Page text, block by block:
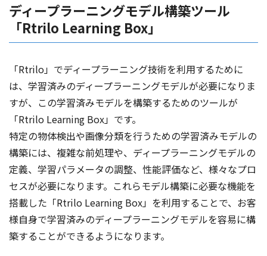
ディープラーニングモデル構築ツール
「Rtrilo Learning Box」
「Rtrilo」でディープラーニング技術を利用するために
は、学習済みのディープラーニングモデルが必要になりま
すが、この学習済みモデルを構築するためのツールが
「Rtrilo Learning Box」です。
特定の物体検出や画像分類を行うための学習済みモデルの
構築には、複雑な前処理や、ディープラーニングモデルの
定義、学習パラメータの調整、性能評価など、様々なプロ
セスが必要になります。これらモデル構築に必要な機能を
搭載した「Rtrilo Learning Box」を利用することで、お客
様自身で学習済みのディープラーニングモデルを容易に構
築することができるようになります。